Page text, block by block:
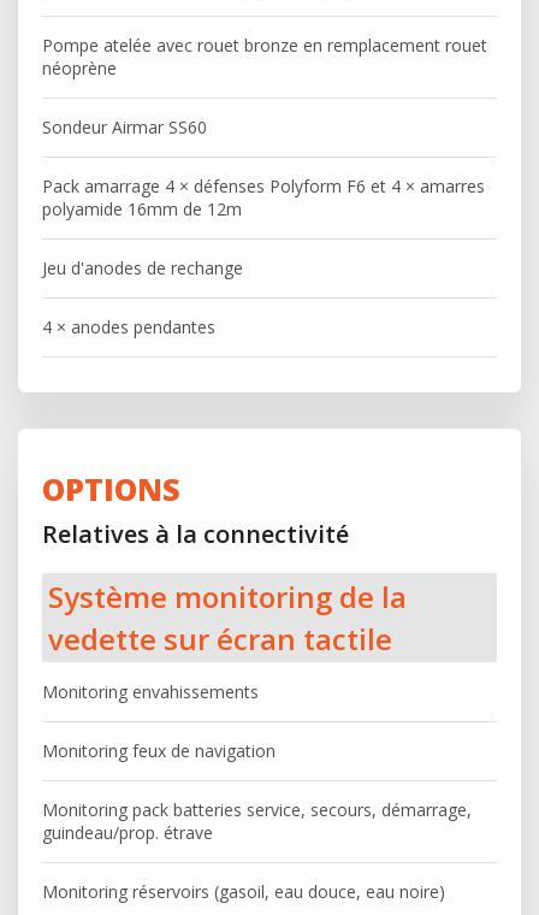
Pompe atelée avec rouet bronze en remplacement rouet
néoprène
Sondeur Airmar SS60
Pack amarrage 4 × défenses Polyform F6 et 4 × amarres
polyamide 16mm de 12m
Jeu d'anodes de rechange
4 × anodes pendantes
OPTIONS
Relatives à la connectivité
Système monitoring de la
vedette sur écran tactile
Monitoring envahissements
Monitoring feux de navigation
Monitoring pack batteries service, secours, démarrage,
guindeau/prop. étrave
Monitoring réservoirs (gasoil, eau douce, eau noire)